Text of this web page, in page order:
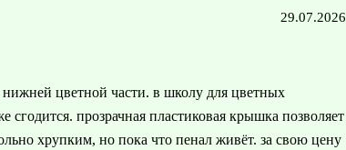
29.07.2026
цветной части. в школу для цветных
прозрачная пластиковая крышка позволяет
хрупким, но пока что пенал живёт. за свою цену